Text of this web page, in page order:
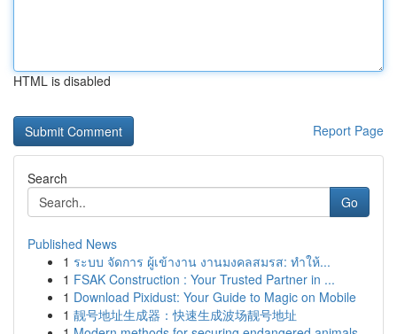
HTML is disabled
Report Page
Search
Go
Published News
1 ระบบ จัดการ ผู้เข้างาน งานมงคลสมรส: ทำให้...
1 FSAK Construction : Your Trusted Partner in ...
1 Download Pixidust: Your Guide to Magic on Mobile
1 靓号地址生成器：快速生成波场靓号地址